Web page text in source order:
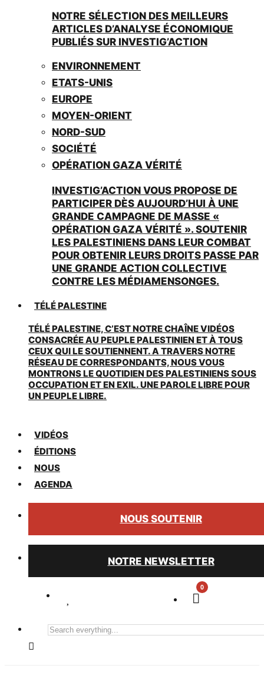
NOTRE SÉLECTION DES MEILLEURS
ARTICLES D’ANALYSE ÉCONOMIQUE
PUBLIÉS SUR INVESTIG’ACTION
ENVIRONNEMENT
ETATS-UNIS
EUROPE
MOYEN-ORIENT
NORD-SUD
SOCIÉTÉ
OPÉRATION GAZA VÉRITÉ
INVESTIG’ACTION VOUS PROPOSE DE
PARTICIPER DÈS AUJOURD’HUI À UNE
GRANDE CAMPAGNE DE MASSE «
OPÉRATION GAZA VÉRITÉ ». SOUTENIR
LES PALESTINIENS DANS LEUR COMBAT
POUR OBTENIR LEURS DROITS PASSE PAR
UNE GRANDE ACTION COLLECTIVE
CONTRE LES MÉDIAMENSONGES.
TÉLÉ PALESTINE
TÉLÉ PALESTINE, C’EST NOTRE CHAÎNE VIDÉOS
CONSACRÉE AU PEUPLE PALESTINIEN ET À TOUS
CEUX QUI LE SOUTIENNENT. A TRAVERS NOTRE
RÉSEAU DE CORRESPONDANTS, NOUS VOUS
MONTRONS LE QUOTIDIEN DES PALESTINIENS SOUS
OCCUPATION ET EN EXIL. UNE PAROLE LIBRE POUR
UN PEUPLE LIBRE.
VIDÉOS
ÉDITIONS
NOUS
AGENDA
NOUS SOUTENIR
NOTRE NEWSLETTER
0
Search